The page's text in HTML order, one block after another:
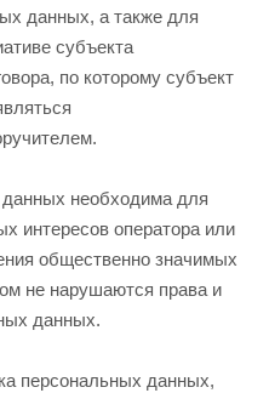
данных, а также для
субъекта
по которому субъект
необходима для
интересов оператора или
общественно значимых
не нарушаются права и
данных.
персональных данных,